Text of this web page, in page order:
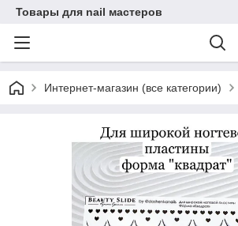
Товары для nail мастеров
Интернет-магазин (все категории)